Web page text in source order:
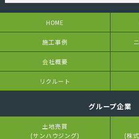
HOME
施工事例
会社概要
リクルート
グループ企業
土地売買
(サンハウジング)
(株